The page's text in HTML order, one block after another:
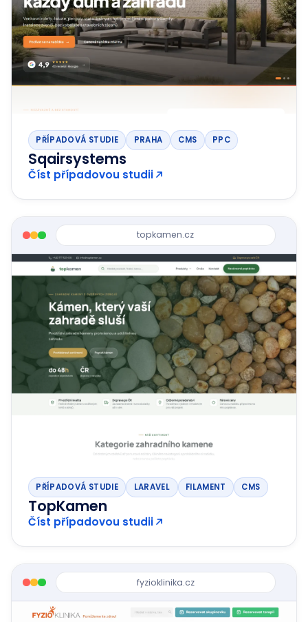
PŘÍPADOVÁ STUDIE PRAHA CMS PPC
Sqairsystems
Číst případovou studii
topkamen.cz
PŘÍPADOVÁ STUDIE LARAVEL FILAMENT CMS
TopKamen
Číst případovou studii
fyzioklinika.cz